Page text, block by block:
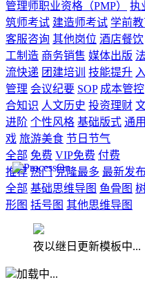
管理师职业资格（PMP）
执
筑师考试 建造师考试 学前
客服咨询 其他岗位 酒店餐饮
工制造 商务销售 媒体出版
流快递 团建培训 技能提升
管理 会议纪要 SOP 成本管控
合知识 人文历史 投资理财
进阶 个性风格 基础版式 通
戏 旅游美食 节日节气
全部 免费 VIP免费 付费
推荐 热门 克隆最多 最新发布
全部 基础思维导图 鱼骨图
形图 括号图 其他思维导图
夜以继日更新模板中...
加载中...